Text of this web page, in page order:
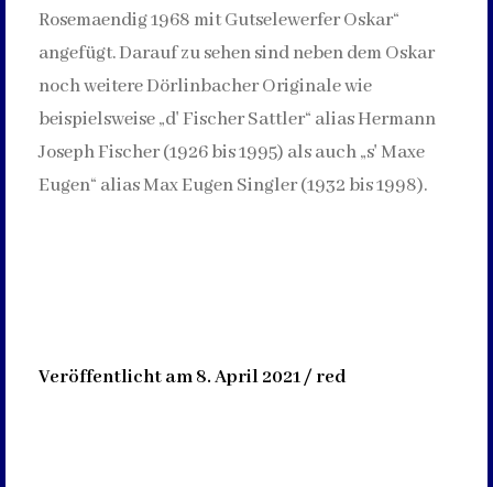
Rosemaendig 1968 mit Gutselewerfer Oskar“
angefügt. Darauf zu sehen sind neben dem Oskar
noch weitere Dörlinbacher Originale wie
beispielsweise „d' Fischer Sattler“ alias Hermann
Joseph Fischer (1926 bis 1995) als auch „s' Maxe
Eugen“ alias Max Eugen Singler (1932 bis 1998).
Veröffentlicht am 8. April 2021 / red